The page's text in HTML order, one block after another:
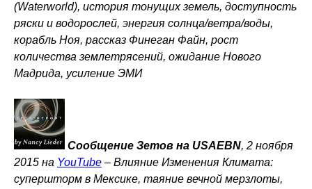
(Waterworld), история тонущих земель, доступность
ряски и водорослей, энергия солнца/ветра/воды,
корабль Ноя, рассказ Финеган Файн, рост
количества землетрясений, ожидание Нового
Мадрида, усиление ЭМИ
Сообщение Зетов на USAEBN, 2 ноября
2015 на YouTube – Влияние Изменения Климата:
супершторм в Мексике, таяние вечной мерзлоты,